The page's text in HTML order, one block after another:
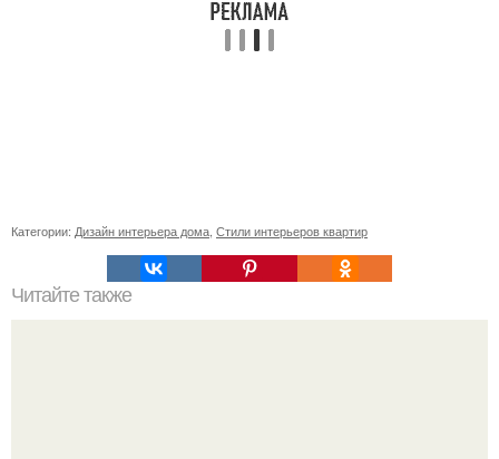
Категории: Дизайн интерьера дома Стили интерьеров квартир
Читайте также